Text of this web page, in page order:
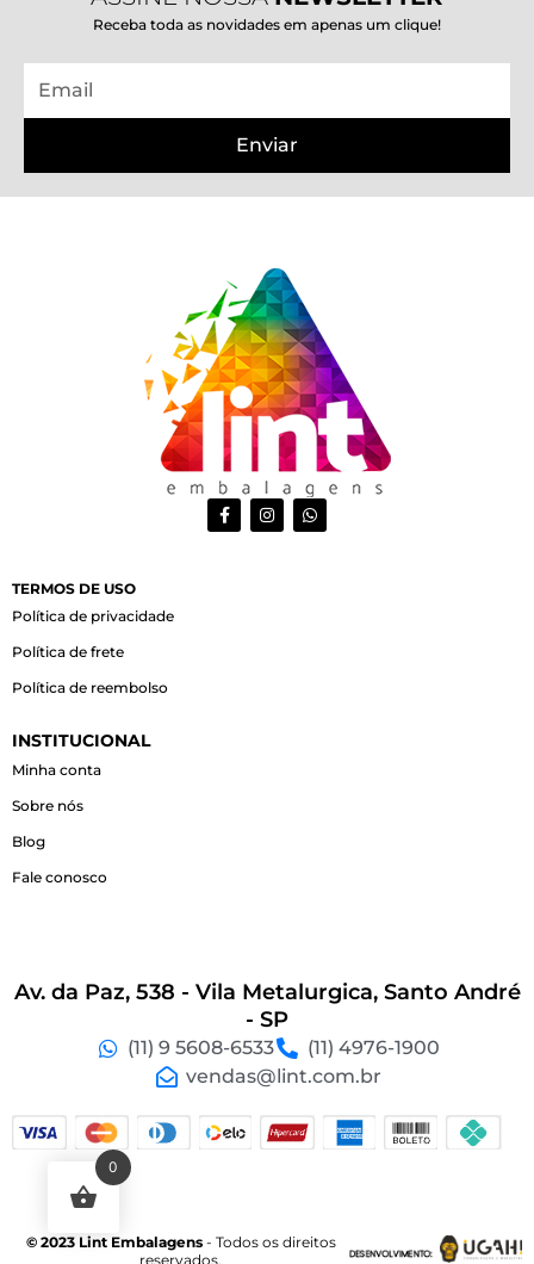
Receba toda as novidades em apenas um clique!
Enviar
F
a
c
I
n
s
W
h
a
TERMOS DE USO
Política de privacidade
Política de frete
Política de reembolso
INSTITUCIONAL
Minha conta
Sobre nós
Blog
Fale conosco
Av. da Paz, 538 - Vila Metalurgica, Santo André
- SP
(11) 9 5608-6533
(11) 4976-1900
vendas@lint.com.br
© 2023 Lint Embalagens- Todos os direitos
reservados.
0